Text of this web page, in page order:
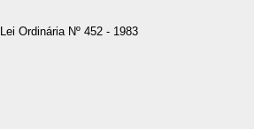
Lei Ordinária Nº 452 - 1983